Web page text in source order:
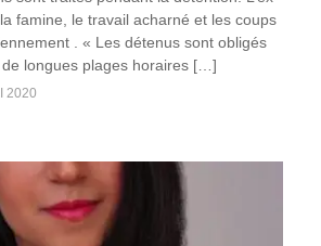
famine, le travail acharné et les coups
. « Les détenus sont obligés
longues plages horaires […]
2020